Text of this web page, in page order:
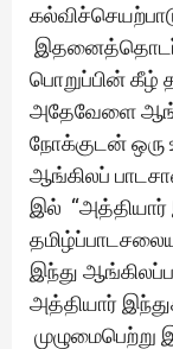
பொறுப்பின் கீழ்
அதேவேளை
நோக்குடன் ஒரு
ஆங்கிலப்
இல் “அத்தியார்
இந்து
அத்தியார்